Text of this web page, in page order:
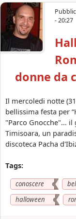
0
z
i
n
R
o
m
i
a
- 20:27
donne da
Il mercoledi notte
bellissima festa per
"Parco Gnocche"...
Timisoara, un
discoteca Pacha
Tags:
conoscere
halloween